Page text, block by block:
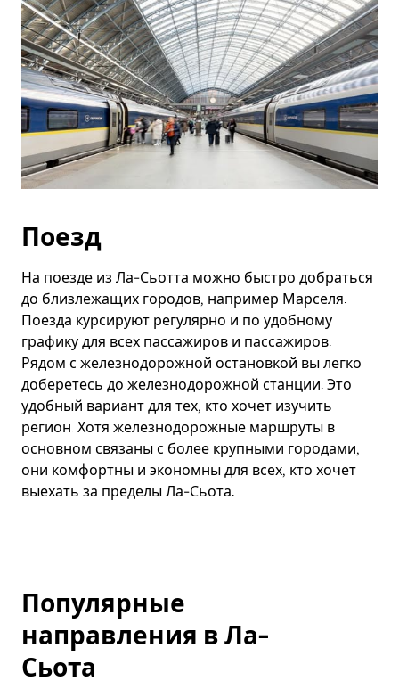
Поезд
На поезде из Ла-Сьотта можно быстро добраться
до близлежащих городов, например Марселя.
Поезда курсируют регулярно и по удобному
графику для всех пассажиров и пассажиров.
Рядом с железнодорожной остановкой вы легко
доберетесь до железнодорожной станции. Это
удобный вариант для тех, кто хочет изучить
регион. Хотя железнодорожные маршруты в
основном связаны с более крупными городами,
они комфортны и экономны для всех, кто хочет
выехать за пределы Ла-Сьота.
Популярные
направления в Ла-
Сьота